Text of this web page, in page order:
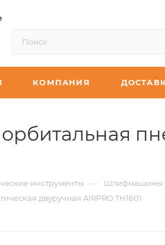
КОМПАНИЯ
инструменты — Шлифмашины
двуручная AIRPRO TH1601